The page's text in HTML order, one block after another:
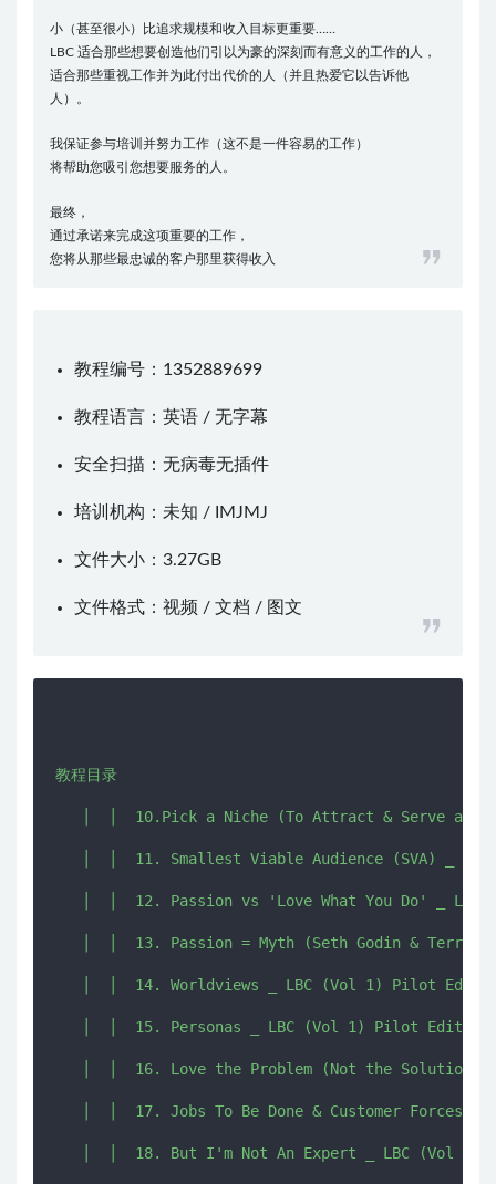
小（甚至很小）比追求规模和收入目标更重要……
LBC 适合那些想要创造他们引以为豪的深刻而有意义的工作的人，
适合那些重视工作并为此付出代价的人（并且热爱它以告诉他
人）。
我保证参与培训并努力工作（这不是一件容易的工作）
将帮助您吸引您想要服务的人。
最终，
通过承诺来完成这项重要的工作，
您将从那些最忠诚的客户那里获得收入
教程编号：1352889699
教程语言：英语 / 无字幕
安全扫描：无病毒无插件
培训机构：未知 / IMJMJ
文件大小：3.27GB
文件格式：视频 / 文档 / 图文
教程目录
│  │  10.Pick a Niche (To Attract & Serve an
│  │  11. Smallest Viable Audience (SVA) _
│  │  12. Passion vs 'Love What You Do' _ LBC
│  │  13. Passion = Myth (Seth Godin & Terri
│  │  14. Worldviews _ LBC (Vol 1) Pilot
│  │  15. Personas _ LBC (Vol 1) Pilot Edition
│  │  16. Love the Problem (Not the Solution)
│  │  17. Jobs To Be Done & Customer Forces
│  │  18. But I'm Not An Expert _ LBC (Vol 1)